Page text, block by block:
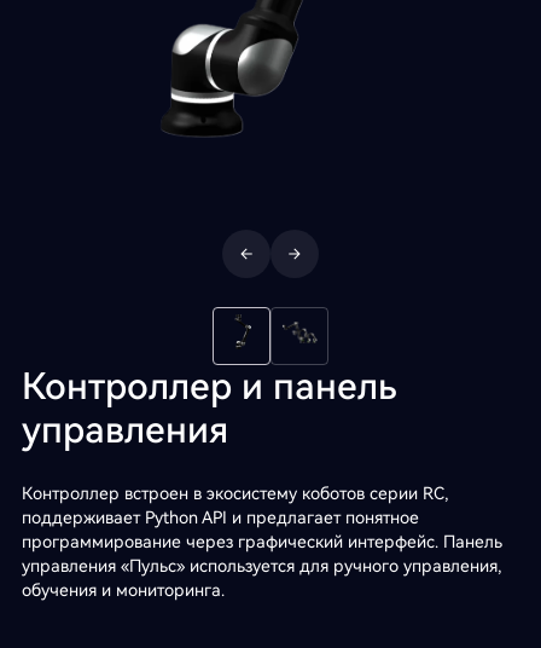
Контроллер и панель
управления
Контроллер встроен в экосистему коботов серии RC,
поддерживает Python API и предлагает понятное
программирование через графический интерфейс. Панель
управления «Пульс» используется для ручного управления,
обучения и мониторинга.